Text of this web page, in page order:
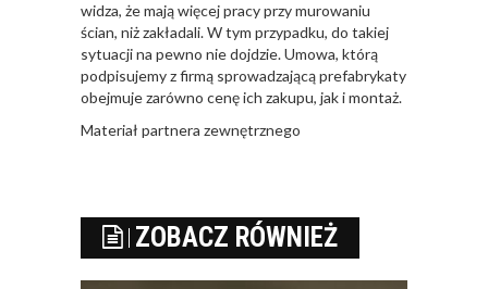
widza, że mają więcej pracy przy murowaniu
ścian, niż zakładali. W tym przypadku, do takiej
sytuacji na pewno nie dojdzie. Umowa, którą
podpisujemy z firmą sprowadzającą prefabrykaty
obejmuje zarówno cenę ich zakupu, jak i montaż.
Materiał partnera zewnętrznego
ZOBACZ RÓWNIEŻ